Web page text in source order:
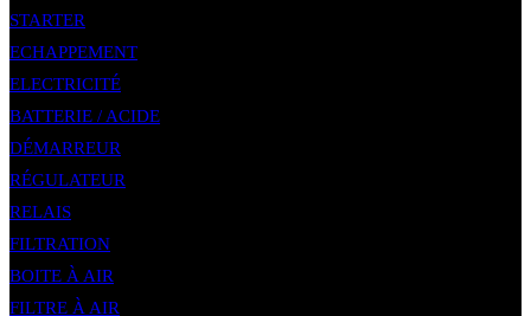
STARTER
ECHAPPEMENT
ELECTRICITÉ
BATTERIE / ACIDE
DÉMARREUR
RÉGULATEUR
RELAIS
FILTRATION
BOITE À AIR
FILTRE À AIR